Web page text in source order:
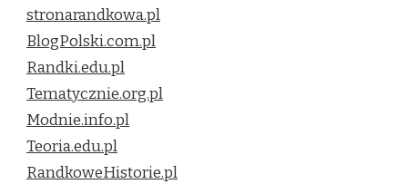
stronarandkowa.pl
BlogPolski.com.pl
Randki.edu.pl
Tematycznie.org.pl
Modnie.info.pl
Teoria.edu.pl
RandkoweHistorie.pl